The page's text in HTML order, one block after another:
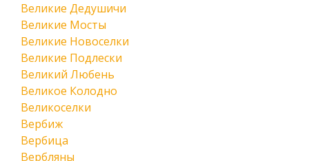
Великие Дедушичи
Великие Мосты
Великие Новоселки
Великие Подлески
Великий Любень
Великое Колодно
Великоселки
Вербиж
Вербица
Вербляны